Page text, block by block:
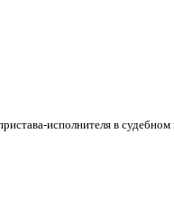
исполнителя в